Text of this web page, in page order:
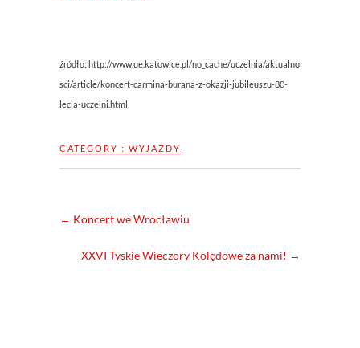
źródło: http://www.ue.katowice.pl/no_cache/uczelnia/aktualno
sci/article/koncert-carmina-burana-z-okazji-jubileuszu-80-
lecia-uczelni.html
CATEGORY : WYJAZDY
← Koncert we Wrocławiu
XXVI Tyskie Wieczory Kolędowe za nami! →